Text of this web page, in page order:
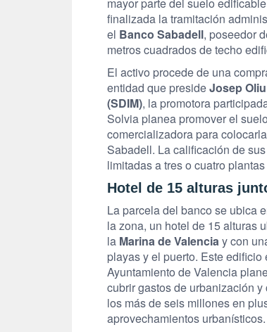
finalizada la tramitación
el Banco Sabadell, poseedor
metros cuadrados de techo
El activo procede de una
entidad que presideJosep Oliu
(SDIM), la promotora
Solvia planea promover el
comercializadora para
Sabadell. La calificación de
limitadas a tres o cuatro
Hotel de 15 alturas
La parcela del banco se ubica
la zona, un hotel de 15 alturas
la Marina de Valenciay con
playas y el puerto. Este
Ayuntamiento de Valencia
cubrir gastos de urbanización
los más de seis millones en
aprovechamientos urbanísticos.